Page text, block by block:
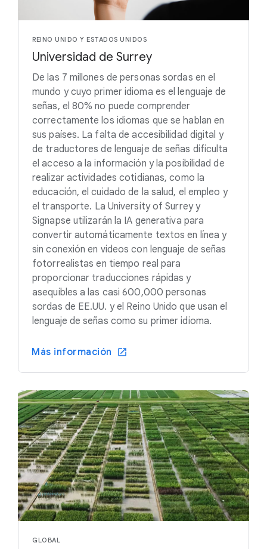
REINO UNIDO Y ESTADOS UNIDOS
Universidad de Surrey
De las 7 millones de personas sordas en el
mundo y cuyo primer idioma es el lenguaje de
señas, el 80% no puede comprender
correctamente los idiomas que se hablan en
sus países. La falta de accesibilidad digital y
de traductores de lenguaje de señas dificulta
el acceso a la información y la posibilidad de
realizar actividades cotidianas, como la
educación, el cuidado de la salud, el empleo y
el transporte. La University of Surrey y
Signapse utilizarán la IA generativa para
convertir automáticamente textos en línea y
sin conexión en videos con lenguaje de señas
fotorrealistas en tiempo real para
proporcionar traducciones rápidas y
asequibles a las casi 600,000 personas
sordas de EE.UU. y el Reino Unido que usan el
lenguaje de señas como su primer idioma.
Más información
GLOBAL